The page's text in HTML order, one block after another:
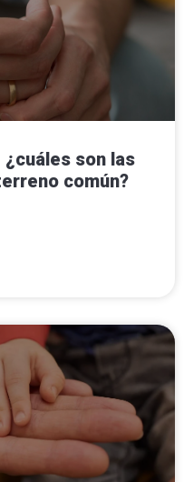
son las
común?